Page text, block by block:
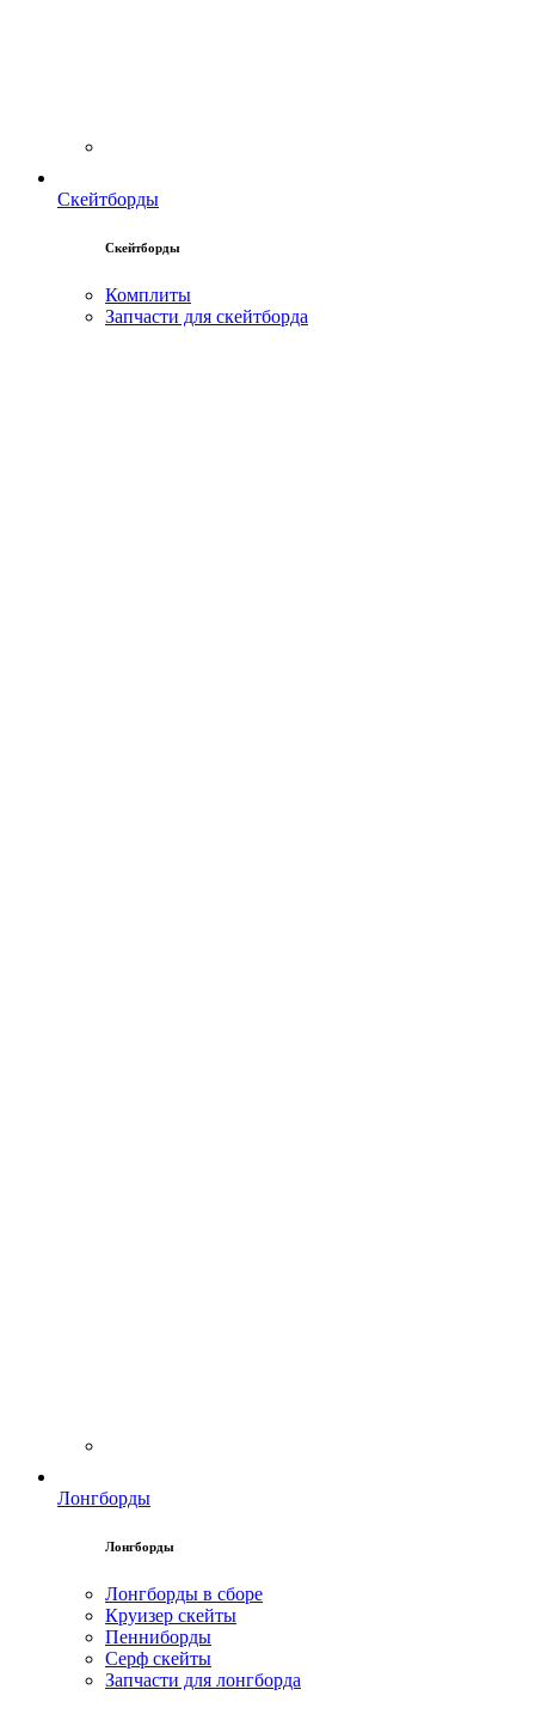
Скейтборды
Скейтборды
Комплиты
Запчасти для скейтборда
Лонгборды
Лонгборды
Лонгборды в сборе
Круизер скейты
Пенниборды
Серф скейты
Запчасти для лонгборда